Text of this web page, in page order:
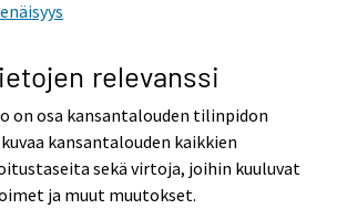
relevanssi
on osa kansantalouden tilinpidon
kansantalouden kaikkien
sekä virtoja, joihin kuuluvat
ja muut muutokset.